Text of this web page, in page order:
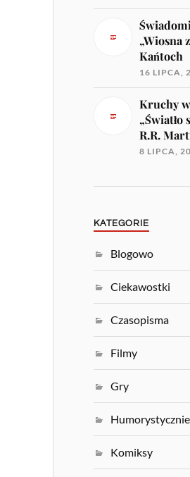
„Wiosna
Kańtoch
16 LIPCA,
Kruchy
„Światło
R.R.
8 LIPCA,
KATEGORIE
Blogowo
Ciekawostki
Czasopisma
Filmy
Gry
Humorystycznie
Komiksy